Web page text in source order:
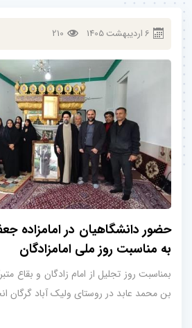
6ارديبهشت1405
210
حضور دانشگاهیان در امامزاده
به مناسبت روز ملی امامزادگان
بمناسبت روز تجلیل از امام زادگان و بقاع
بن محمد عابد در روستای ولیک آباد گرگان